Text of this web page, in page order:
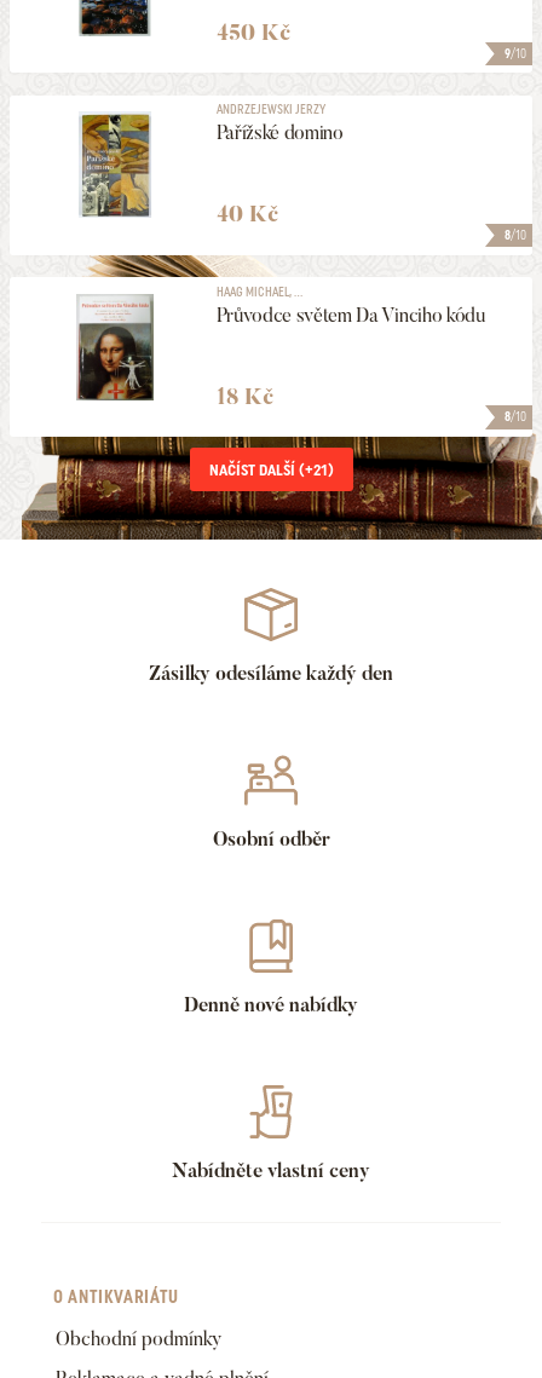
9/10
450 Kč
8/10
ANDRZEJEWSKI JERZY
Pařížské domino
40 Kč
8/10
HAAG MICHAEL, ...
Průvodce světem Da Vinciho kódu
18 Kč
NAČÍST DALŠÍ (+21)
Zásilky odesíláme každý den
Osobní odběr
Denně nové nabídky
Nabídněte vlastní ceny
O ANTIKVARIÁTU
Obchodní podmínky